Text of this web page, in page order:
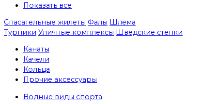
Показать все
Спасательные жилеты Фалы Шлема
Турники Уличные комплексы Шведские стенки
Канаты
Качели
Кольца
Прочие аксессуары
Водные виды спорта